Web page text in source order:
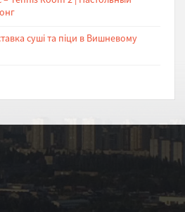
суші та піци в Вишневому